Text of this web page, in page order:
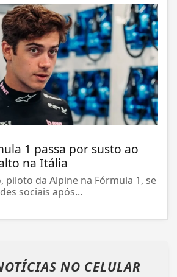
1 passa por susto ao
na Itália
piloto da Alpine na Fórmula 1, se
sociais após...
NO CELULAR